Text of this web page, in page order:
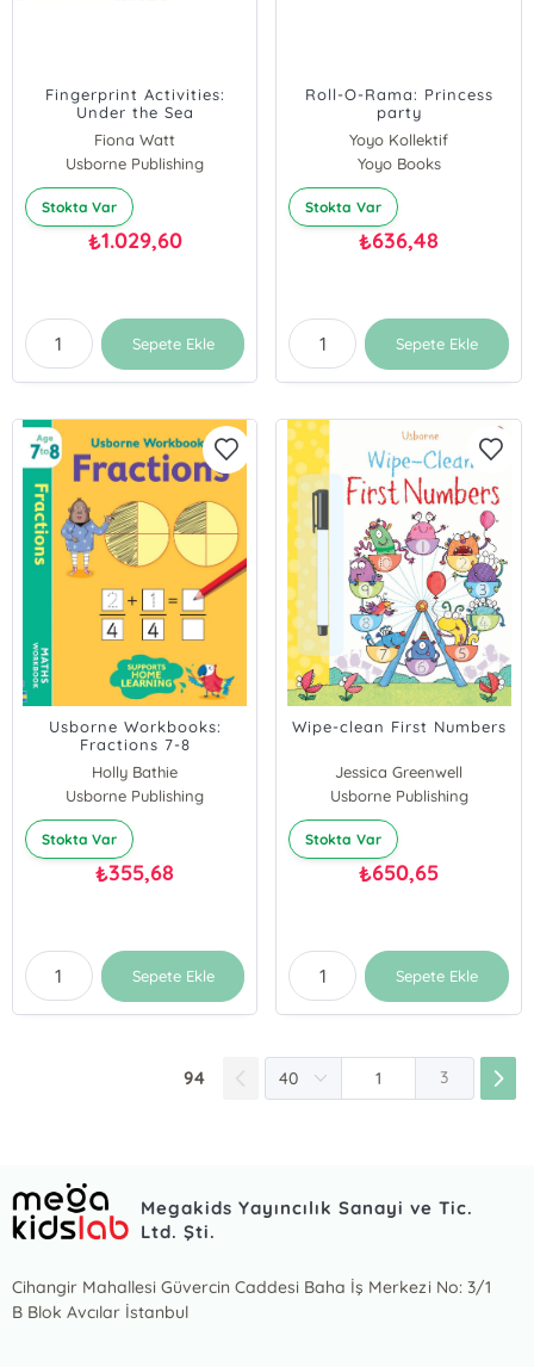
Fingerprint Activities:
Under the Sea
Fiona Watt
Usborne Publishing
Stokta Var
₺1.029,60
Sepete Ekle
Roll-O-Rama: Princess
party
Yoyo Kollektif
Yoyo Books
Stokta Var
₺636,48
Sepete Ekle
Usborne Workbooks:
Fractions 7-8
Holly Bathie
Usborne Publishing
Stokta Var
₺355,68
Sepete Ekle
Wipe-clean First Numbers
Jessica Greenwell
Usborne Publishing
Stokta Var
₺650,65
Sepete Ekle
94 3
Megakids Yayıncılık Sanayi ve Tic.
Ltd. Şti.
Cihangir Mahallesi Güvercin Caddesi Baha İş Merkezi No: 3/1
B Blok Avcılar İstanbul